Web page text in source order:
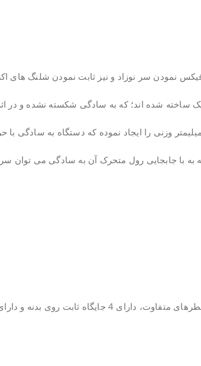
نمودن سر نوزاد و نیز ثابت نمودن شلنگ های
ساخته شده اند؛ که به سادگی شکسته نشده و در
با جابجایی رول متحرک آن به سادگی می توان سر
و دارای شاخک نگهدارنده در بخش بالایی می باشد.